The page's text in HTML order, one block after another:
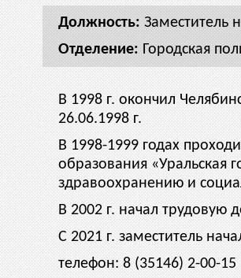
Заместитель
Городская
В 1998 г. окончил
26.06.1998 г.
В 1998-1999 годах
образования «Уральская
здравоохранению и
В 2002 г. начал трудовую
С 2021 г. заместитель
телефон: 8 (35146) 2-00-15